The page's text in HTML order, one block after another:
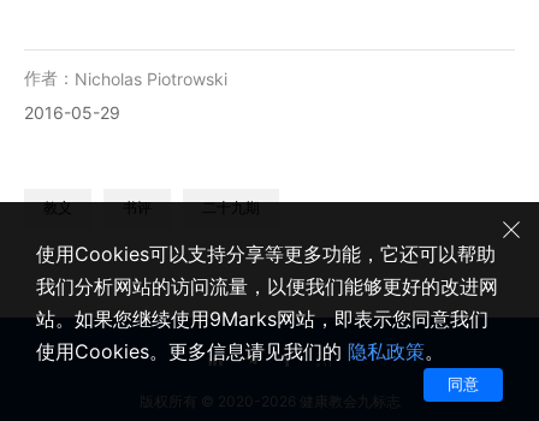
作者： Nicholas Piotrowski
2016-05-29
教义 书评 二十九期
版权所有 © 2020-2026 健康教会九标志
使用Cookies可以支持分享等更多功能，它还可以帮助
我们分析网站的访问流量，以便我们能够更好的改进网
站。如果您继续使用9Marks网站，即表示您同意我们
使用Cookies。更多信息请见我们的 隐私政策。
同意